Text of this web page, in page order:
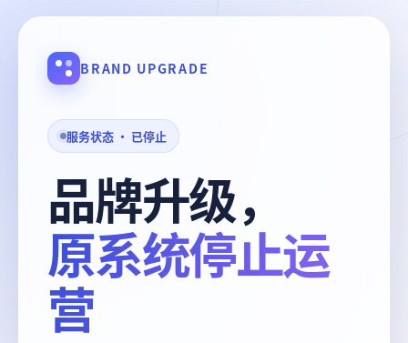
BRAND UPGRADE
服务状态 · 已停止
品牌升级，
原系统停止运
营